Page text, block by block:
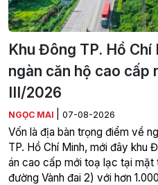
Khu Đông TP. Hồ
ngàn căn hộ cao cấp
III/2026
NGỌC MAI 07-08-2026
Vốn là địa bàn trọng điểm về
TP. Hồ Chí Minh, mới đây khu
án cao cấp mới toạ lạc tại mặt
đường Vành đai 2) với hơn